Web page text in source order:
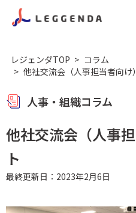
レジェンダTOP
コラム
他社交流会（人事担当者向け
人事・組織コラム
他社交流会（人事
ト
最終更新日：2023年2月6日